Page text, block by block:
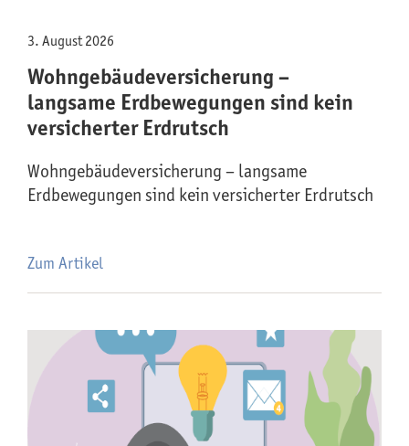
3. August 2026
Wohngebäude­versicherung –
langsame Erdbewegungen sind kein
versicherter Erdrutsch
Wohngebäude­versicherung – langsame
Erdbewegungen sind kein versicherter Erdrutsch
Zum Artikel